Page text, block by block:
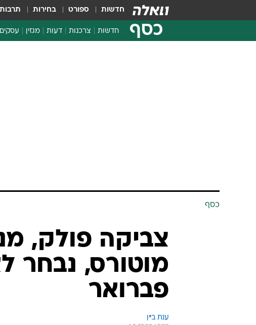
חדשות ספורט בחירות תרבות
כסף חדשות צרכנות דעות מגזין
כסף
צביקה פולק,
מוטורס, נבחר
פברואר
ענת ביין